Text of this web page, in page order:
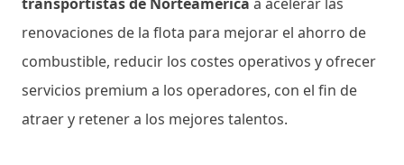
renovaciones de la flota para mejorar el ahorro de
combustible, reducir los costes operativos y ofrecer
servicios premium a los operadores, con el fin de
atraer y retener a los mejores talentos.